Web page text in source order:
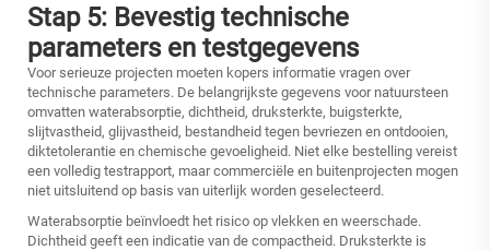
Stap 5: Bevestig technische
parameters en testgegevens
Voor serieuze projecten moeten kopers informatie vragen over
technische parameters. De belangrijkste gegevens voor natuursteen
omvatten waterabsorptie, dichtheid, druksterkte, buigsterkte,
slijtvastheid, glijvastheid, bestandheid tegen bevriezen en ontdooien,
diktetolerantie en chemische gevoeligheid. Niet elke bestelling vereist
een volledig testrapport, maar commerciële en buitenprojecten mogen
niet uitsluitend op basis van uiterlijk worden geselecteerd.
Waterabsorptie beïnvloedt het risico op vlekken en weerschade.
Dichtheid geeft een indicatie van de compactheid. Druksterkte is